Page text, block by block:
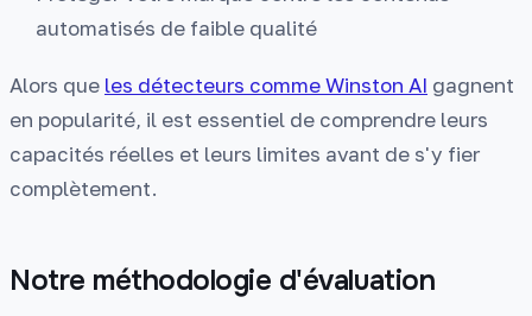
automatisés de faible qualité
Alors que les détecteurs comme Winston AI gagnent
en popularité, il est essentiel de comprendre leurs
capacités réelles et leurs limites avant de s'y fier
complètement.
Notre méthodologie d'évaluation